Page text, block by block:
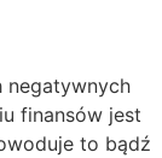
negatywnych
finansów jest
to bądź